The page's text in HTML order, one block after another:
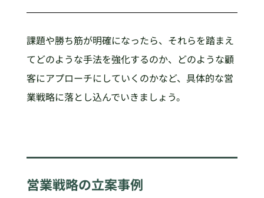
課題や勝ち筋が明確になったら、それらを踏まえ
てどのような手法を強化するのか、どのような顧
客にアプローチにしていくのかなど、具体的な営
業戦略に落とし込んでいきましょう。
営業戦略の立案事例